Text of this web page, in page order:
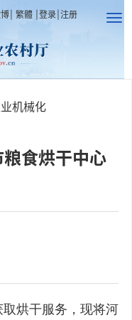
繁體 登录 注册
机械化
食烘干中心
烘干服务，现将河